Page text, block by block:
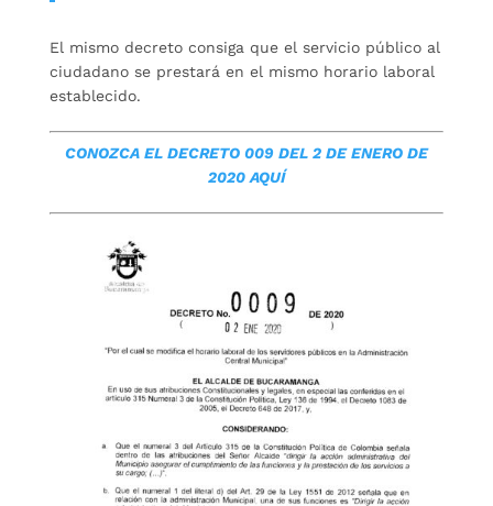
El mismo decreto consiga que el servicio público al
ciudadano se prestará en el mismo horario laboral
establecido.
CONOZCA EL DECRETO 009 DEL 2 DE ENERO DE
2020 AQUÍ